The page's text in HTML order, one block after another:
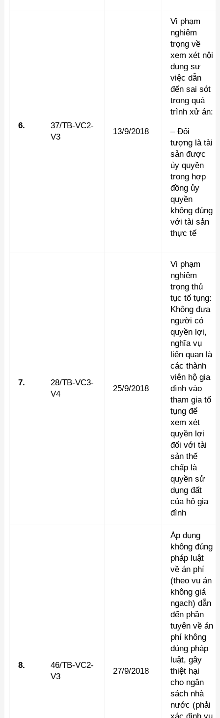
6.
37/TB-VC2-
V3
13/9/2018
Vi phạm
nghiêm
trọng về
xem xét nội
dung sự
việc dẫn
đến sai sót
trong quá
trình xử án:
– Đối
tượng là tài
sản được
ủy quyền
trong hợp
đồng ủy
quyền
không đúng
với tài sản
thực tế
7.
28/TB-VC3-
V4
25/9/2018
Vi phạm
nghiêm
trọng thủ
tục tố tụng:
Không đưa
người có
quyền lợi,
nghĩa vụ
liên quan là
các thành
viên hộ gia
đình vào
tham gia tố
tụng để
xem xét
quyền lợi
đối với tài
sản thế
chấp là
quyền sử
dụng đất
của hộ gia
đình
8.
46/TB-VC2-
V3
27/9/2018
Áp dụng
không đúng
pháp luật
về án phí
(theo vụ án
không giá
ngach) dẫn
đến phần
tuyên về án
phí không
đúng pháp
luật, gây
thiệt hại
cho ngân
sách nhà
nước (phải